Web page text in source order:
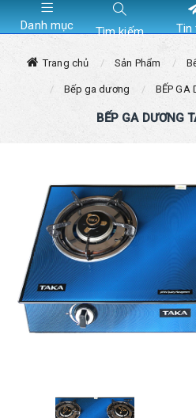
Danh mục Tìm kiếm Tin
Trang chủ Sản Phẩm
Bếp ga dương BẾP GA
BẾP GA DƯƠNG